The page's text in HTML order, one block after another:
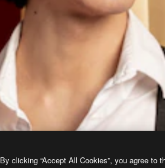
By clicking “Accept All Cookies”, you agree to